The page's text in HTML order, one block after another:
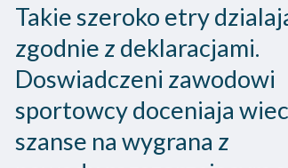
Takie szeroko etry
zgodnie z deklaracjami.
Doswiadczeni zawodowi
sportowcy doceniaja
szanse na wygrana z